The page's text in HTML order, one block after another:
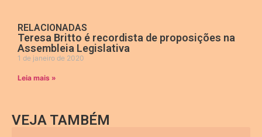
RELACIONADAS
Teresa Britto é recordista de proposições na
Assembleia Legislativa
1 de janeiro de 2020
Leia mais »
VEJA TAMBÉM